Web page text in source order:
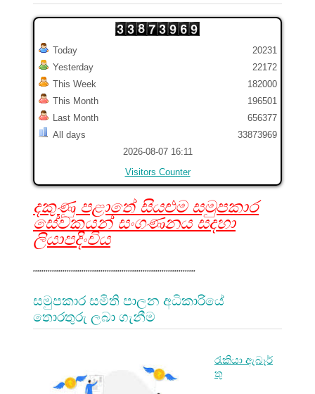
Today
Yesterday
This Week
This Month
Last Month
All days
20231
22172
182000
196501
656377
33873969
2026-08-07 16:11
Visitors Counter
දකුණු පළාතේ සියළුම සමුපකාර
සේවකයන් සංගණනය සදහා
ලියාපදිංචිය
.............................................................................
සමුපකාර සමිති පාලන අධිකාරියේ
තොරතුරු ලබා ගැනීම
රැකියා ඇබෑර්
තු